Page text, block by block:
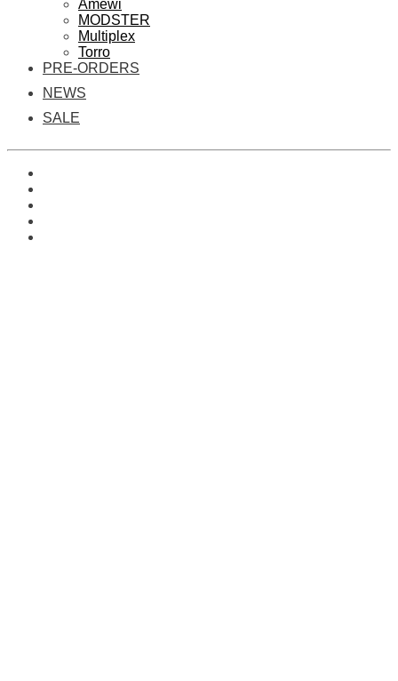
Amewi
MODSTER
Multiplex
Torro
PRE-ORDERS
NEWS
SALE